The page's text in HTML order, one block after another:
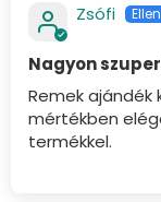
Zsófi
Nagyon
Remek ajándék
mértékben
termékkel.